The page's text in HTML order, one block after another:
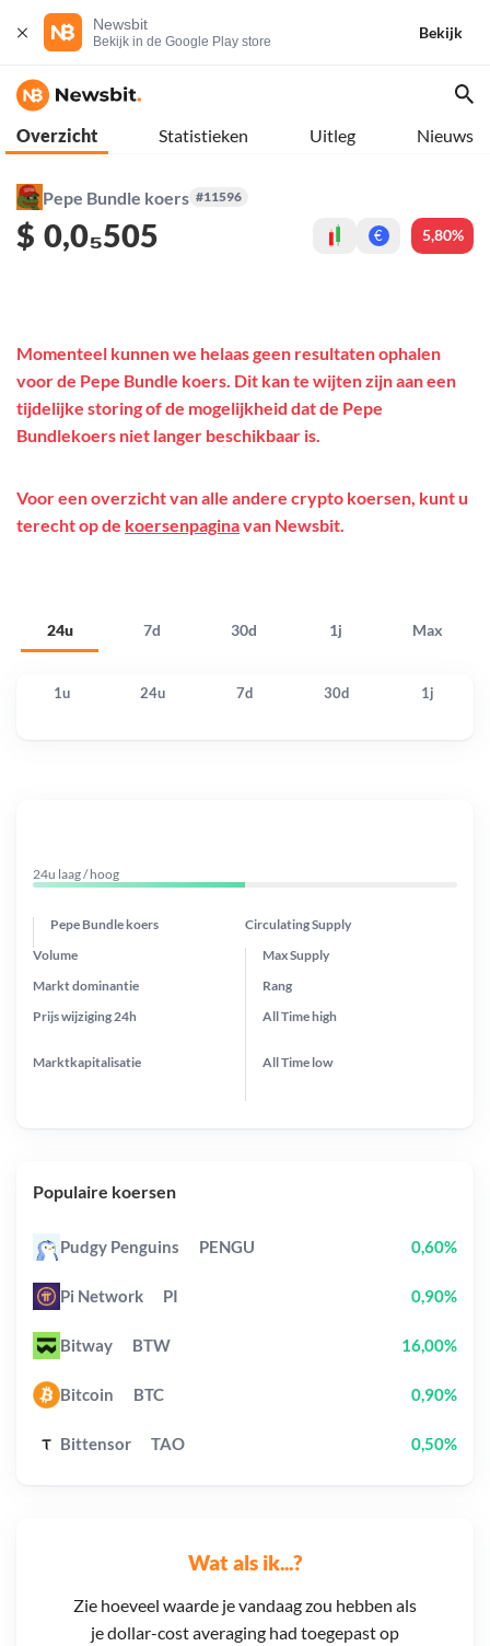
Newsbit
Bekijk in de Google Play store
Bekijk
Overzicht Statistieken Uitleg Nieuws
Pepe Bundle koers #11596
$ 0,0₅505 € 5,80%
24u 7d 30d 1j Max
Momenteel kunnen we helaas geen resultaten ophalen
voor de Pepe Bundle koers. Dit kan te wijten zijn aan een
tijdelijke storing of de mogelijkheid dat de Pepe
Bundlekoers niet langer beschikbaar is.
Voor een overzicht van alle andere crypto koersen, kunt u
terecht op de koersenpaginavan Newsbit.
1u 24u 7d 30d 1j
Wat als ik...?
Zie hoeveel waarde je vandaag zou hebben als
je dollar-cost averaging had toegepast op
24u laag / hoog
Pepe Bundle koers Circulating Supply
Prijs wijziging 24h
Max Supply
Markt dominantie
Marktkapitalisatie
Volume
Rang
All Timehigh
All Time low
Populaire koersen
Pudgy Penguins PENGU 0,60%
Pi Network PI 0,90%
Bitway BTW 16,00%
Bitcoin BTC 0,90%
Bittensor TAO 0,50%